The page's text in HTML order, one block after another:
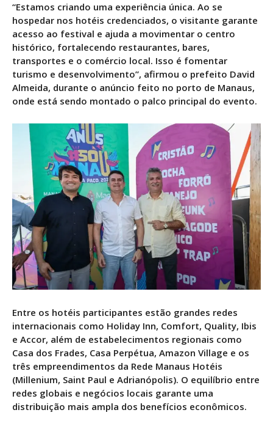
“Estamos criando uma experiência única. Ao se
hospedar nos hotéis credenciados, o visitante garante
acesso ao festival e ajuda a movimentar o centro
histórico, fortalecendo restaurantes, bares,
transportes e o comércio local. Isso é fomentar
turismo e desenvolvimento”, afirmou o prefeito David
Almeida, durante o anúncio feito no porto de Manaus,
onde está sendo montado o palco principal do evento.
Entre os hotéis participantes estão grandes redes
internacionais como Holiday Inn, Comfort, Quality, Ibis
e Accor, além de estabelecimentos regionais como
Casa dos Frades, Casa Perpétua, Amazon Village e os
três empreendimentos da Rede Manaus Hotéis
(Millenium, Saint Paul e Adrianópolis). O equilíbrio entre
redes globais e negócios locais garante uma
distribuição mais ampla dos benefícios econômicos.